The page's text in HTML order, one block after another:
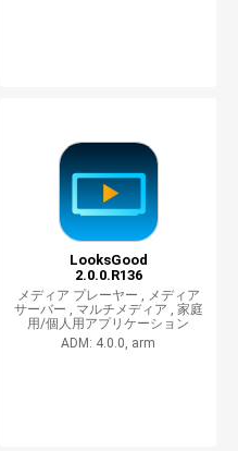
LooksGood
2.0.0.R136
メディア プレーヤー ,
メディア
サーバー ,
マルチメディア , 家庭
用/個人用アプリケーション
ADM: 4.0.0, arm